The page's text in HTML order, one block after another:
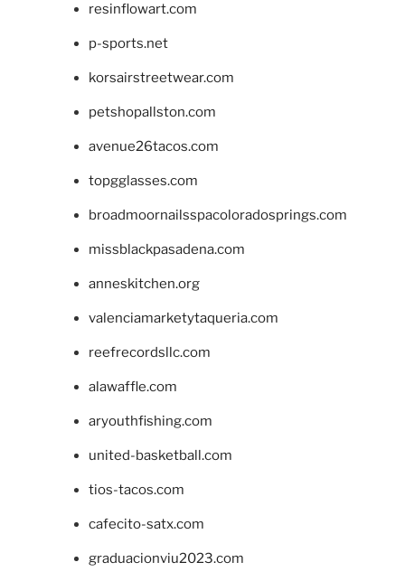
resinflowart.com
p-sports.net
korsairstreetwear.com
petshopallston.com
avenue26tacos.com
topgglasses.com
broadmoornailsspacoloradosprings.com
missblackpasadena.com
anneskitchen.org
valenciamarketytaqueria.com
reefrecordsllc.com
alawaffle.com
aryouthfishing.com
united-basketball.com
tios-tacos.com
cafecito-satx.com
graduacionviu2023.com